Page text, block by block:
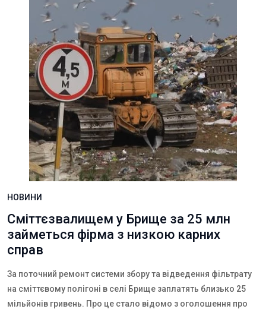
НОВИНИ
Сміттєзвалищем у Брище за 25 млн
займеться фірма з низкою карних
справ
За поточний ремонт системи збору та відведення фільтрату
на сміттєвому полігоні в селі Брище заплатять близько 25
мільйонів гривень. Про це стало відомо з оголошення про